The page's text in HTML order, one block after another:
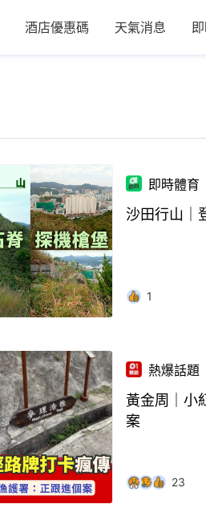
酒店優惠碼 天氣消息
即時體育
沙田行山｜
1
熱爆話題
黃金周｜小
案
23